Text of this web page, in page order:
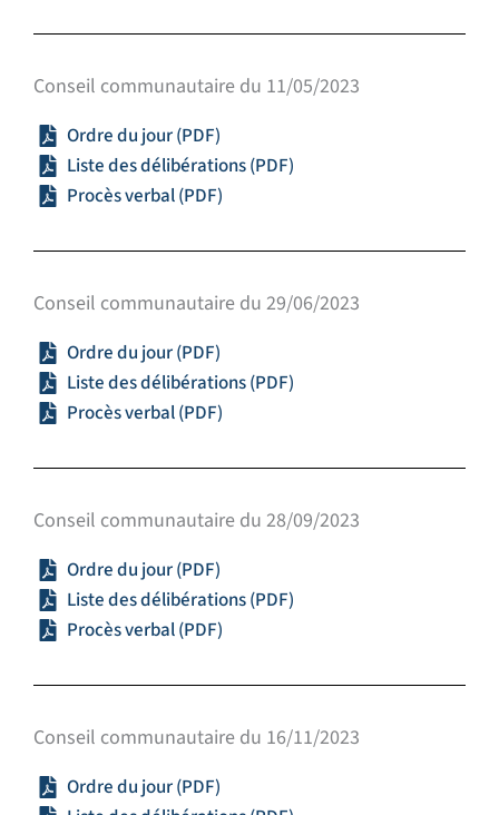
Conseil communautaire du 11/05/2023
Ordre du jour (PDF)
Liste des délibérations (PDF)
Procès verbal (PDF)
Conseil communautaire du 29/06/2023
Ordre du jour (PDF)
Liste des délibérations (PDF)
Procès verbal (PDF)
Conseil communautaire du 28/09/2023
Ordre du jour (PDF)
Liste des délibérations (PDF)
Procès verbal (PDF)
Conseil communautaire du 16/11/2023
Ordre du jour (PDF)